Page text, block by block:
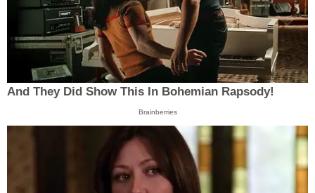
And They Did Show This In Bohemian Rapsody!
Brainberries